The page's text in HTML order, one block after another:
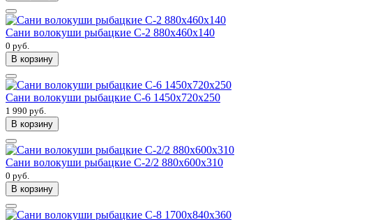
Сани волокуши рыбацкие С-2 880х460х140
0 руб.
В корзину
Сани волокуши рыбацкие С-6 1450x720x250
1 990 руб.
В корзину
Сани волокуши рыбацкие С-2/2 880х600х310
0 руб.
В корзину